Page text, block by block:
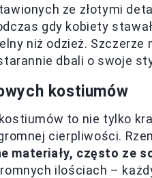
ze złotymi
gdy kobiety
niż odzież.
dbali o swoje
kostiumów
to nie tylko
cierpliwości.
materiały, często ze
ilościach –